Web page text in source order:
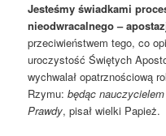
Jesteśmy świadkami
nieodwracalnego –
przeciwieństwem tego, co
uroczystość Świętych
wychwalał opatrznościową
Rzymu:będąc
Prawdy, pisał wielki Papież.